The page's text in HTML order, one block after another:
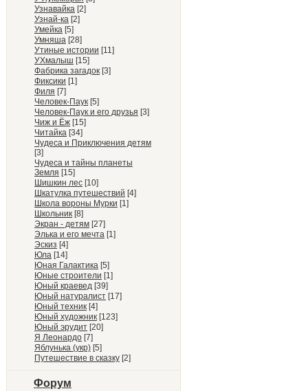
Узнавайка [2]
Узнай-ка [2]
Умейка [5]
Умняша [28]
Утиные истории [11]
УХмалыш [15]
Фабрика загадок [3]
Фиксики [1]
Филя [7]
Человек-Паук [5]
Человек-Паук и его друзья [3]
Чиж и Ёж [15]
Читайка [34]
Чудеса и Приключения детям
[3]
Чудеса и тайны планеты
Земля [15]
Шишкин лес [10]
Шкатулка путешествий [4]
Школа вороны Мурки [1]
Школьник [8]
Экран - детям [27]
Элька и его мечта [1]
Эскиз [4]
Юла [14]
Юная Галактика [5]
Юные строители [1]
Юный краевед [39]
Юный натуралист [17]
Юный техник [4]
Юный художник [123]
Юный эрудит [20]
Я Леонардо [7]
Яблунька (укр) [5]
Путешествие в сказку [2]
Форум